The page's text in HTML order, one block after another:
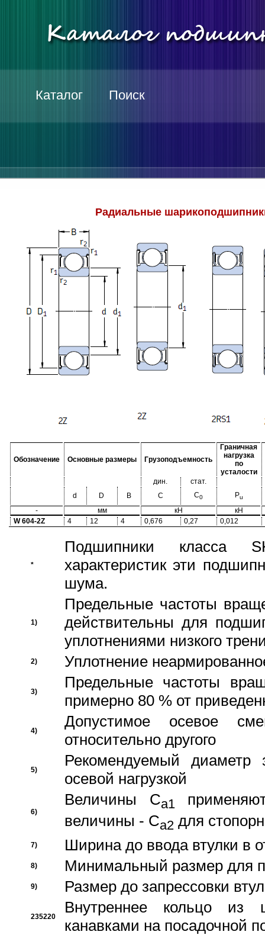
Каталог Поиск
Радиальные
Обозначение Основные размеры Грузоподъемность
Граничная
нагрузка
по
усталости
дин.
стат.
d
D B C C0 Pu
- мм кН
кН
W 604-2Z
4 12 4 0,676 0,27 0,012
*
Подшипники класса
характеристик эти
шума.
1)
Предельные частоты
действительны для
уплотнениями низкого
2) Уплотнение
3)
Предельные частоты
примерно 80 % от
4)
Допустимое осевое
относительно другого
5)
Рекомендуемый диаметр
осевой нагрузкой
6)
Величины Ca1
величины - Ca2 для
7) Ширина до ввода втулки в
8) Минимальный размер для
9) Размер до запрессовки
235220
Внутреннее кольцо из
канавками на посадочной